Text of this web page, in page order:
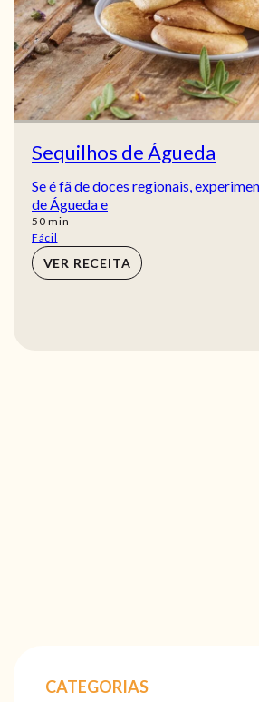
Sequilhos de Águeda
Se é fã de doces regionais,
de Águeda e
50min
min
Fácil
VER RECEITA
CATEGORIAS